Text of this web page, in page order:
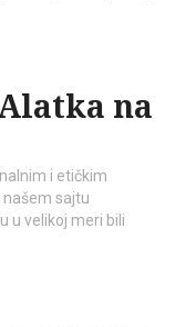
na
i etičkim
sajtu
u velikoj meri bili